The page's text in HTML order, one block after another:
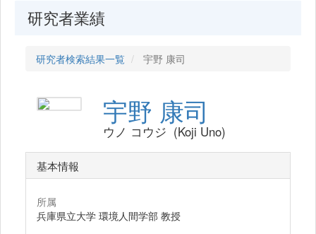
研究者業績
研究者検索結果一覧 宇野 康司
宇野 康司
ウノ コウジ (Koji Uno)
基本情報
所属
兵庫県立大学 環境人間学部 教授